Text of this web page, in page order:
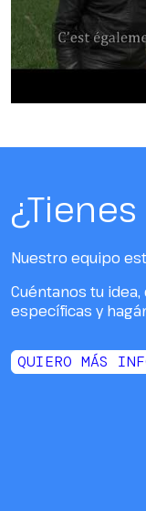
Nuestro equipo
Cuéntanos tu
específicas y
QUIERO MÁS